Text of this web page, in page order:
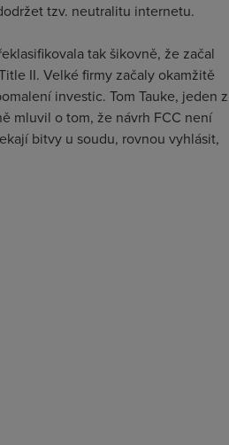
tzv. neutralitu internetu.
tak šikovně, že začal
II. Velké firmy začaly okamžitě
investic. Tom Tauke, jeden z
mluvil o tom, že návrh FCC není
bitvy u soudu, rovnou vyhlásit,